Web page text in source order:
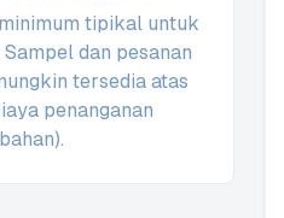
tipikal untuk
dan pesanan
tersedia atas
penanganan